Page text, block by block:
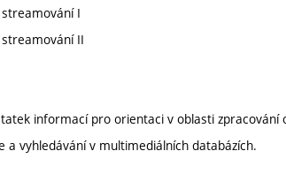
I
II
informací pro orientaci v oblasti zpracování
a vyhledávání v multimediálních databázích.